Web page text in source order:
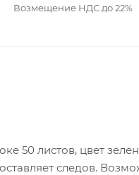
Возмещение НДС до 22%
50 листов, цвет
следов.